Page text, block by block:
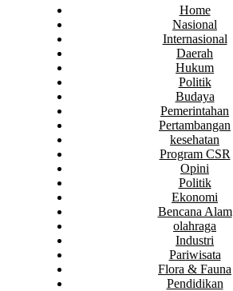
Home
Nasional
Internasional
Daerah
Hukum
Politik
Budaya
Pemerintahan
Pertambangan
kesehatan
Program CSR
Opini
Politik
Ekonomi
Bencana Alam
olahraga
Industri
Pariwisata
Flora & Fauna
Pendidikan